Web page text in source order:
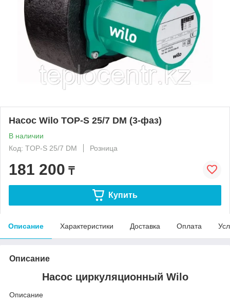
Насос Wilo TOP-S 25/7 DM (3-фаз)
В наличии
Код: TOP-S 25/7 DM
Розница
181 200 ₸
Купить
Описание Характеристики Доставка Оплата
Описание
Насос циркуляционный Wilo
Описание